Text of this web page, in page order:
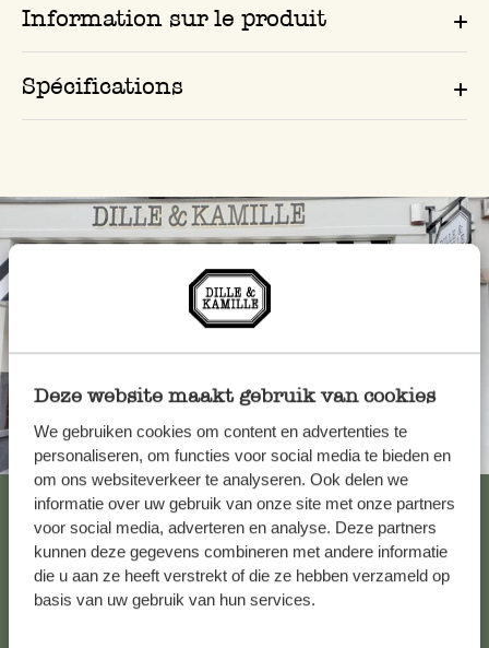
Deze website maakt gebruik van cookies
We gebruiken cookies om content en advertenties te
personaliseren, om functies voor social media te bieden en
om ons websiteverkeer te analyseren. Ook delen we
informatie over uw gebruik van onze site met onze partners
voor social media, adverteren en analyse. Deze partners
kunnen deze gegevens combineren met andere informatie
die u aan ze heeft verstrekt of die ze hebben verzameld op
basis van uw gebruik van hun services.
Information sur le produit
Spécifications
Toujours à proximité
Voir les 62 magasins
Service clientèle